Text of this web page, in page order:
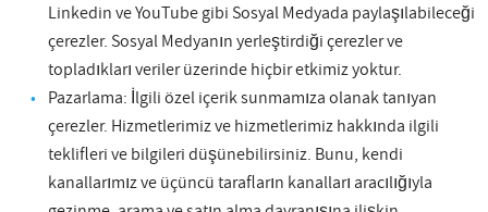
Linkedin ve YouTube gibi Sosyal Medyada paylaşılabileceği
çerezler. Sosyal Medyanın yerleştirdiği çerezler ve
topladıkları veriler üzerinde hiçbir etkimiz yoktur.
Pazarlama: İlgili özel içerik sunmamıza olanak tanıyan
çerezler. Hizmetlerimiz ve hizmetlerimiz hakkında ilgili
teklifleri ve bilgileri düşünebilirsiniz. Bunu, kendi
kanallarımız ve üçüncü tarafların kanalları aracılığıyla